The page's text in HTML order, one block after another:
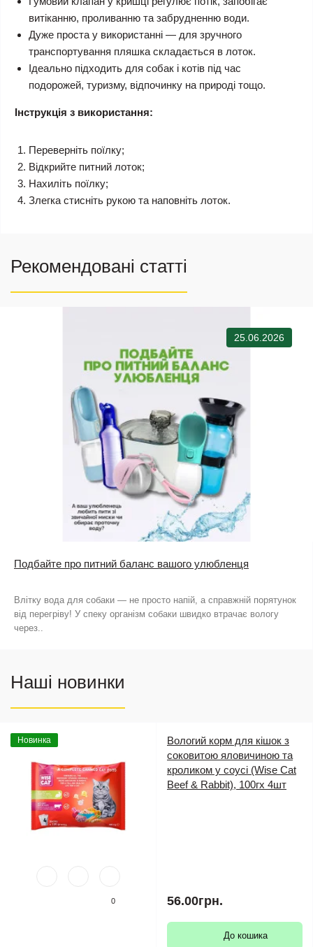
витіканню, проливанню та забрудненню води.
Дуже проста у використанні — для зручного
транспортування пляшка складається в лоток.
Ідеально підходить для собак і котів під час
подорожей, туризму, відпочинку на природі тощо.
Інструкція з використання:
Переверніть поїлку;
Відкрийте питний лоток;
Нахиліть поїлку;
Злегка стисніть рукою та наповніть лоток.
Рекомендовані статті
25.06.2026
Подбайте про питний баланс вашого улюбленця
Влітку вода для собаки — не просто напій, а справжній порятунок
від перегріву! У спеку організм собаки швидко втрачає вологу
через..
Наші новинки
Новинка
0
Вологий корм для кішок з
соковитою яловичиною та
кроликом у соусі (Wise Cat
Beef & Rabbit), 100гх 4шт
56.00грн.
До кошика